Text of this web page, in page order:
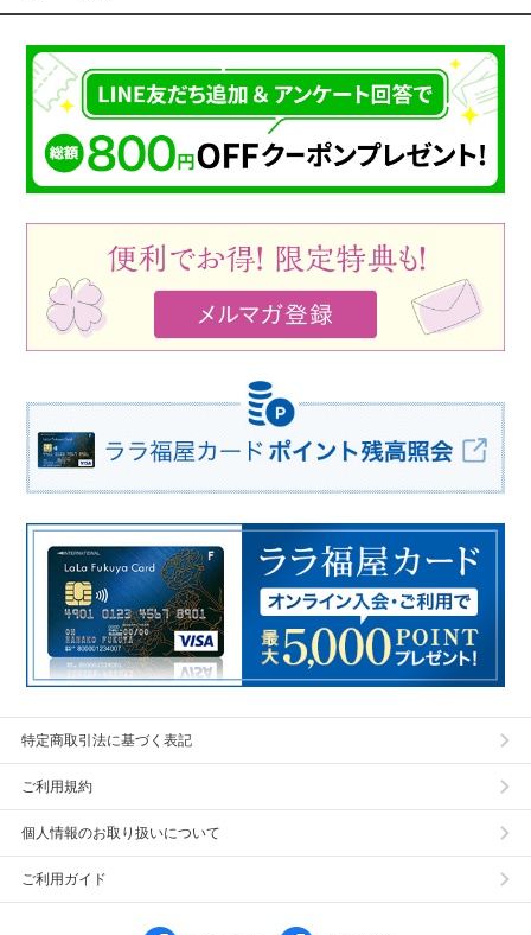
特定商取引法に基づく表記
ご利用規約
個人情報のお取り扱いについて
ご利用ガイド